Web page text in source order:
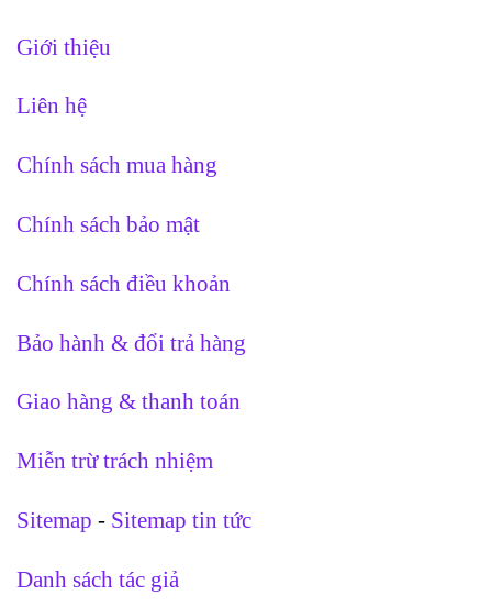
Giới thiệu
Liên hệ
Chính sách mua hàng
Chính sách bảo mật
Chính sách điều khoản
Bảo hành & đổi trả hàng
Giao hàng & thanh toán
Miễn trừ trách nhiệm
Sitemap - Sitemap tin tức
Danh sách tác giả